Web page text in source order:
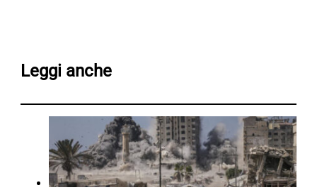
Leggi anche